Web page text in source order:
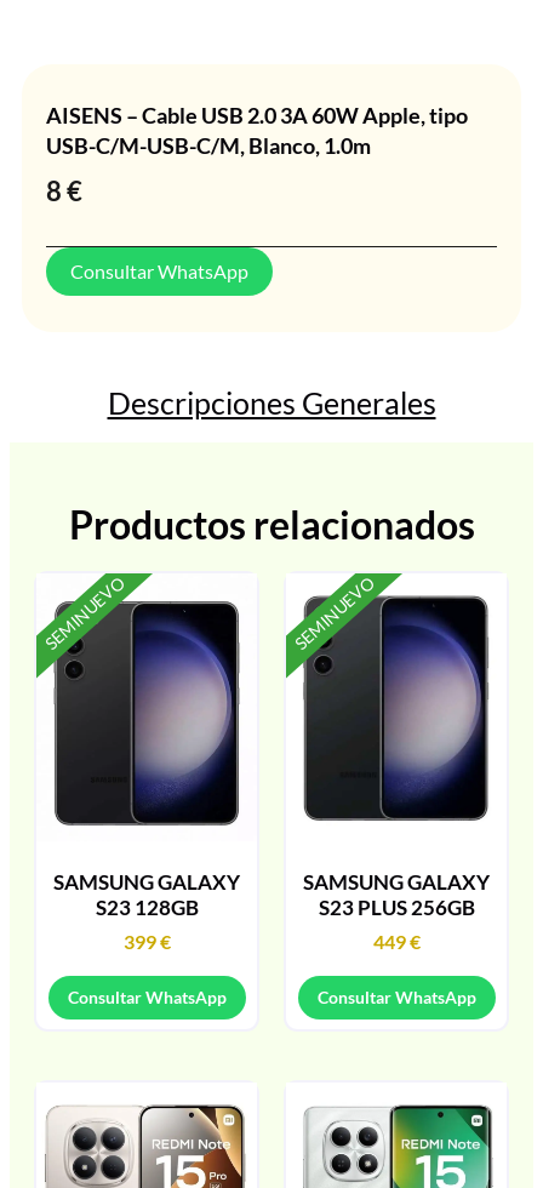
AISENS – Cable USB 2.0 3A 60W Apple, tipo
USB-C/M-USB-C/M, Blanco, 1.0m
8€
Consultar WhatsApp
Descripciones Generales
Productos relacionados
SEMINUEVO
SAMSUNG GALAXY
S23 128GB
399€
Consultar WhatsApp
SEMINUEVO
SAMSUNG GALAXY
S23 PLUS 256GB
449€
Consultar WhatsApp